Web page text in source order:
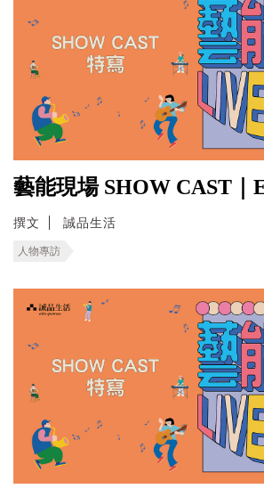
藝能現場 SHOW CAST｜
撰文 誠品生活
人物專訪